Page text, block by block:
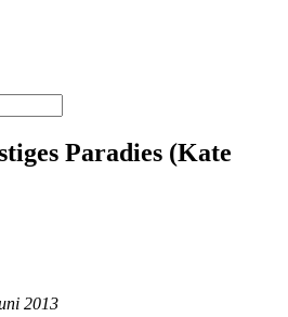
Paradies (Kate
2013